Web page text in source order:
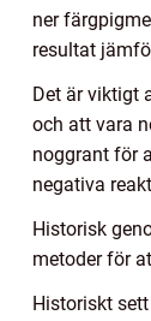
ner
resultat
Det är viktigt
och att vara
noggrant för
negativa
Historisk
metoder för
Historiskt